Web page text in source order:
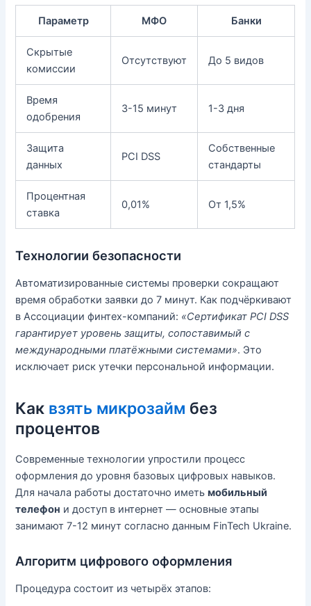
Параметр МФО Банки
Скрытые
комиссии
Отсутствуют До 5 видов
Время
одобрения
3-15 минут 1-3 дня
Защита
данных
PCI DSS
Собственные
стандарты
Процентная
ставка
0,01% От 1,5%
Технологии безопасности
Автоматизированные системы проверки сокращают
время обработки заявки до 7 минут. Как подчёркивают
в Ассоциации финтех-компаний: «Сертификат PCI DSS
гарантирует уровень защиты, сопоставимый с
международными платёжными системами». Это
исключает риск утечки персональной информации.
Как взять микрозайм без
процентов
Современные технологии упростили процесс
оформления до уровня базовых цифровых навыков.
Для начала работы достаточно иметьмобильный
телефон и доступ в интернет — основные этапы
занимают 7-12 минут согласно данным FinTech Ukraine.
Алгоритм цифрового оформления
Процедура состоит из четырёх этапов: